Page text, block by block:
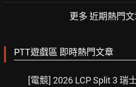
更多 近期熱門文
PTT遊戲區 即時熱門文章
[電競] 2026 LCP Split 3 瑞